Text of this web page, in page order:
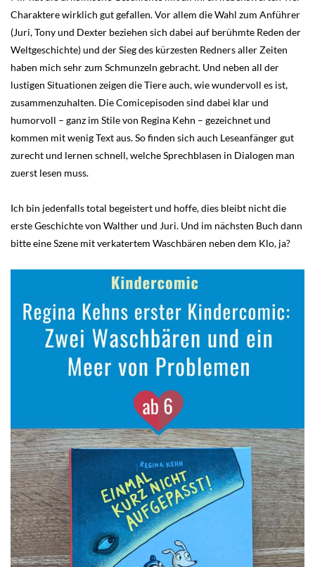
Charaktere wirklich gut gefallen. Vor allem die Wahl zum Anführer
(Juri, Tony und Dexter beziehen sich dabei auf berühmte Reden der
Weltgeschichte) und der Sieg des kürzesten Redners aller Zeiten
haben mich sehr zum Schmunzeln gebracht. Und neben all der
lustigen Situationen zeigen die Tiere auch, wie wundervoll es ist,
zusammenzuhalten. Die Comicepisoden sind dabei klar und
humorvoll – ganz im Stile von Regina Kehn – gezeichnet und
kommen mit wenig Text aus. So finden sich auch Leseanfänger gut
zurecht und lernen schnell, welche Sprechblasen in Dialogen man
zuerst lesen muss.
Ich bin jedenfalls total begeistert und hoffe, dies bleibt nicht die
erste Geschichte von Walther und Juri. Und im nächsten Buch dann
bitte eine Szene mit verkatertem Waschbären neben dem Klo, ja?